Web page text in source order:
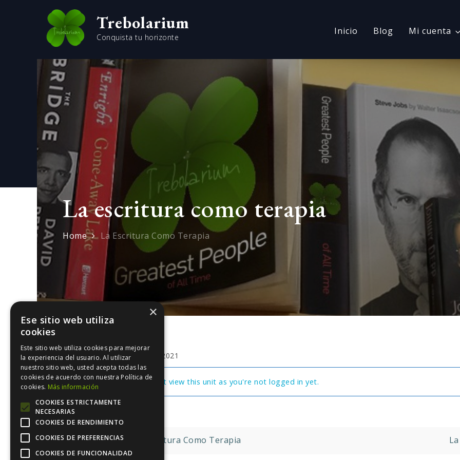
Trebolarium
Conquista tu horizonte
Inicio Blog Mi cuenta
La escritura como terapia
Home La Escritura Como Terapia
febrero 6, 2021
You cannot view this unit as you're not logged in yet.
Navegación
La Escritura Como Terapia
×
Ese sitio web utiliza
cookies
Este sitio web utiliza cookies para mejorar
la experiencia del usuario. Al utilizar
nuestro sitio web, usted acepta todas las
cookies de acuerdo con nuestra Política de
cookies. Más información
COOKIES ESTRICTAMENTE
NECESARIAS
COOKIES DE RENDIMIENTO
COOKIES DE PREFERENCIAS
COOKIES DE FUNCIONALIDAD